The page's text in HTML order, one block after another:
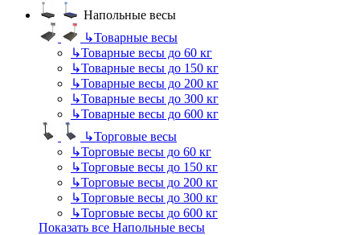
Напольные весы
↳Товарные весы
↳Товарные весы до 60 кг
↳Товарные весы до 150 кг
↳Товарные весы до 200 кг
↳Товарные весы до 300 кг
↳Товарные весы до 600 кг
↳Торговые весы
↳Торговые весы до 60 кг
↳Торговые весы до 150 кг
↳Торговые весы до 200 кг
↳Торговые весы до 300 кг
↳Торговые весы до 600 кг
Показать все Напольные весы